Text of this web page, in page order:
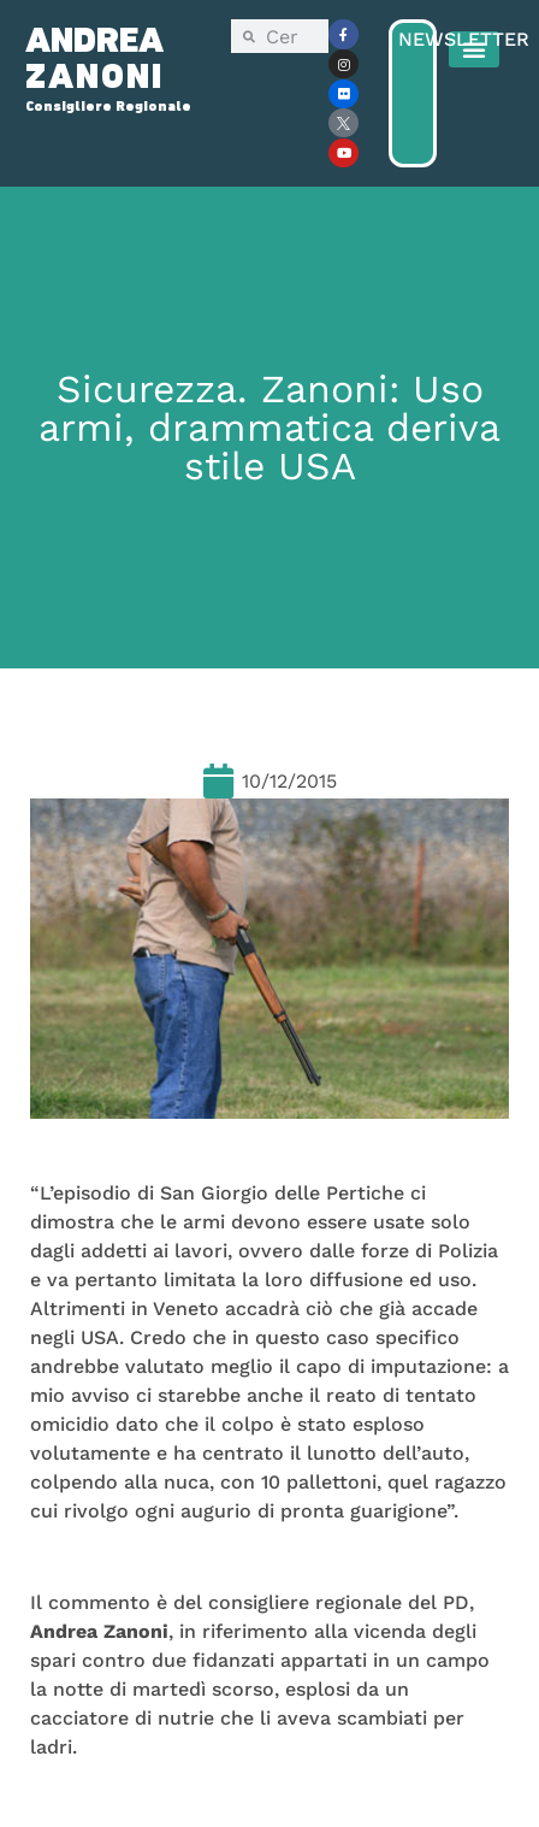
ANDREA
ZANONI
Consigliere Regionale
NEWSLETTER
Sicurezza. Zanoni: Uso
armi, drammatica deriva
stile USA
10/12/2015
“L’episodio di San Giorgio delle Pertiche ci
dimostra che le armi devono essere usate solo
dagli addetti ai lavori, ovvero dalle forze di Polizia
e va pertanto limitata la loro diffusione ed uso.
Altrimenti in Veneto accadrà ciò che già accade
negli USA. Credo che in questo caso specifico
andrebbe valutato meglio il capo di imputazione: a
mio avviso ci starebbe anche il reato di tentato
omicidio dato che il colpo è stato esploso
volutamente e ha centrato il lunotto dell’auto,
colpendo alla nuca, con 10 pallettoni, quel ragazzo
cui rivolgo ogni augurio di pronta guarigione”.
Il commento è del consigliere regionale del PD,
Andrea Zanoni, in riferimento alla vicenda degli
spari contro due fidanzati appartati in un campo
la notte di martedì scorso, esplosi da un
cacciatore di nutrie che li aveva scambiati per
ladri.